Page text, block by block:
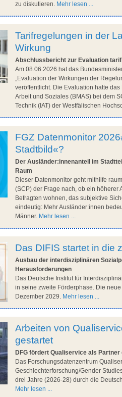
zu diskutieren. Mehr lesen ...
Tarifregelungen in der
Wirkung
Abschlussbericht zur Evaluation
Am 08.06.2026 hat das
„Evaluation der Wirkungen der
veröffentlicht. Die Evaluation hatte
Arbeit und Soziales (BMAS) bei dem
Technik (IAT) der Westfälischen
FGZ Datenmonitor
Stadtbild«?
Der Ausländer:innenanteil im
Raum
Dieser Datenmonitor geht mithilfe
(SCP) der Frage nach, ob ein höherer
Befragten wohnen, das subjektive
eindeutig: Mehr Ausländer:innen
Männer. Mehr lesen ...
Das DIFIS startet in die
Ausbau der interdisziplinären
Herausforderungen
Das Deutsche Institut für
in seine zweite Förderphase. Die
Dezember 2029. Mehr lesen ...
Arbeiten von
gestartet
DFG fördert Qualiservice als Partner
Das Forschungsdatenzentrum
Geschlechterforschung/Gender
drei Jahre (2026-28) durch die
Mehr lesen ...